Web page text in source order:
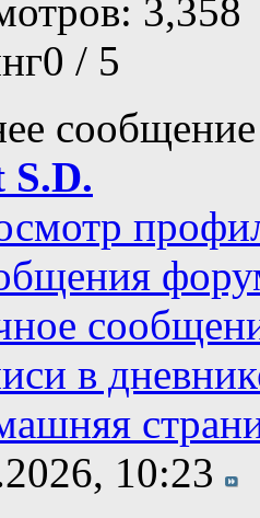
3,358
/ 5
S.D.
в
10:23